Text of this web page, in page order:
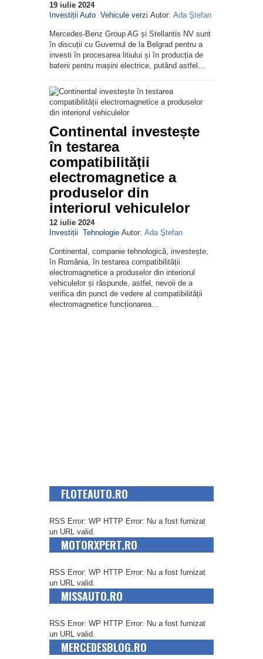
19 iulie 2024
Investiții Auto Vehicule verzi Autor: Ada Ştefan
Mercedes-Benz Group AG și Stellantis NV sunt
în discuții cu Guvernul de la Belgrad pentru a
investi în procesarea litiului și în producția de
baterii pentru mașini electrice, putând astfel…
Continental investește
în testarea
compatibilității
electromagnetice a
produselor din
interiorul vehiculelor
12 iulie 2024
Investiții Tehnologie Autor: Ada Ştefan
Continental, companie tehnologică, investește,
în România, în testarea compatibilității
electromagnetice a produselor din interiorul
vehiculelor și răspunde, astfel, nevoii de a
verifica din punct de vedere al compatibilității
electromagnetice funcționarea…
FLOTEAUTO.RO
RSS Error: WP HTTP Error: Nu a fost furnizat
un URL valid.
MOTORXPERT.RO
RSS Error: WP HTTP Error: Nu a fost furnizat
un URL valid.
MISSAUTO.RO
RSS Error: WP HTTP Error: Nu a fost furnizat
un URL valid.
MERCEDESBLOG.RO